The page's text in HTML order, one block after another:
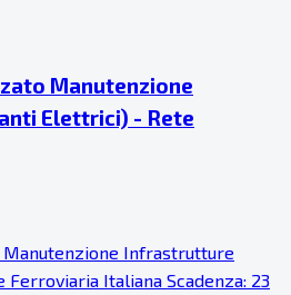
Manutenzione
Elettrici) - Rete
Infrastrutture
Italiana Scadenza: 23